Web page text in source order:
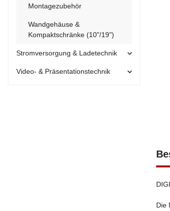
Die
Montagezubehör
Wandgehäuse &
Kompaktschränke (10"/19")
Stromversorgung & Ladetechnik
Video- & Präsentationstechnik